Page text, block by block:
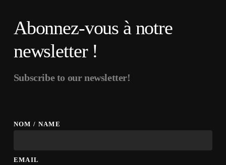
Abonnez-vous à notre
newsletter !
Subscribe to our newsletter!
NOM / NAME
EMAIL